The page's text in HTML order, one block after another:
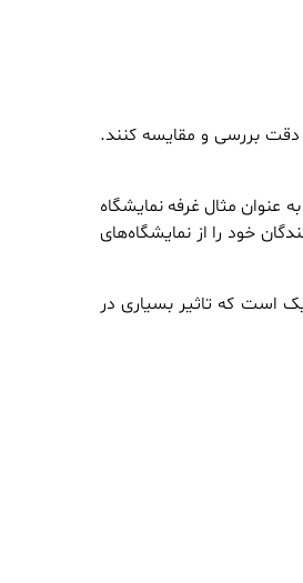
دقت بررسی و مقایسه کنند.
عنوان مثال غرفه نمایشگاه
خود را از نمایشگاه‌های
است که تاثیر بسیاری در